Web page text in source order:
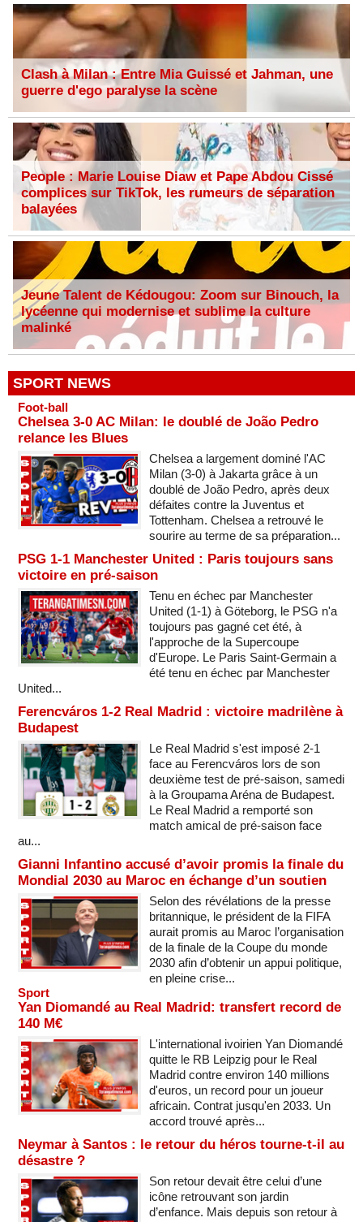
Clash à Milan : Entre Mia Guissé et Jahman, une
guerre d'ego paralyse la scène
People : Marie Louise Diaw et Pape Abdou Cissé
complices sur TikTok, les rumeurs de séparation
balayées
Jeune Talent de Kédougou: Zoom sur Binouch, la
lycéenne qui modernise et sublime la culture
malinké
SPORT NEWS
Foot-ball
Chelsea 3-0 AC Milan: le doublé de João Pedro
relance les Blues
Chelsea a largement dominé l'AC
Milan (3-0) à Jakarta grâce à un
doublé de João Pedro, après deux
défaites contre la Juventus et
Tottenham. Chelsea a retrouvé le
sourire au terme de sa préparation...
PSG 1-1 Manchester United : Paris toujours sans
victoire en pré-saison
Tenu en échec par Manchester
United (1-1) à Göteborg, le PSG n'a
toujours pas gagné cet été, à
l'approche de la Supercoupe
d'Europe. Le Paris Saint-Germain a
été tenu en échec par Manchester
United...
Ferencváros 1-2 Real Madrid : victoire madrilène à
Budapest
Le Real Madrid s'est imposé 2-1
face au Ferencváros lors de son
deuxième test de pré-saison, samedi
à la Groupama Aréna de Budapest.
Le Real Madrid a remporté son
match amical de pré-saison face
au...
Gianni Infantino accusé d’avoir promis la finale du
Mondial 2030 au Maroc en échange d’un soutien
Selon des révélations de la presse
britannique, le président de la FIFA
aurait promis au Maroc l’organisation
de la finale de la Coupe du monde
2030 afin d’obtenir un appui politique,
en pleine crise...
Sport
Yan Diomandé au Real Madrid: transfert record de
140 M€
L'international ivoirien Yan Diomandé
quitte le RB Leipzig pour le Real
Madrid contre environ 140 millions
d'euros, un record pour un joueur
africain. Contrat jusqu'en 2033. Un
accord trouvé après...
Neymar à Santos : le retour du héros tourne-t-il au
désastre ?
Son retour devait être celui d’une
icône retrouvant son jardin
d’enfance. Mais depuis son retour à